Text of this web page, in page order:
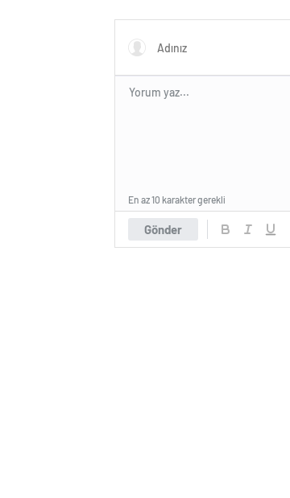
Gönder
En az 10 karakter gerekli